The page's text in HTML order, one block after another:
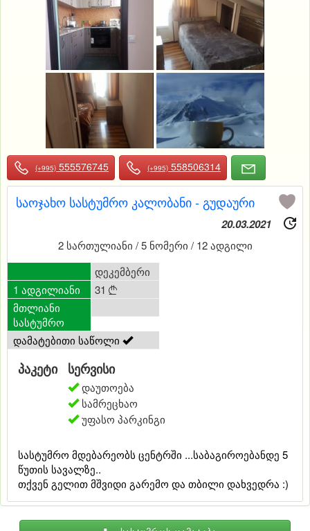
(+995) 555576745 (+995) 558506314
საოჯახო სასტუმრო კალობანი - გუდაური
20.03.2021
2 სართულიანი / 5 ნომერი / 12 ადგილი
1 ადგილიანი
მთლიანი
სასტუმრო
დამატებითი საწოლი
დეკემბერი
31 
პაკეტი სერვისი
დაუთოება
სამრეცხაო
უფასო პარკინგი
სასტუმრო მდებარეობს ცენტრში ...საბაგიროებანდე 5
წუთის სავალზე..
თქვენ გელით მშვიდი გარემო და თბილი დახვედრა :)